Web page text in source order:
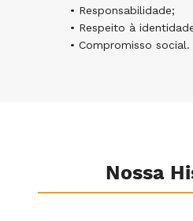
• Responsabilidade;
• Respeito à
• Compromisso social.
Nossa